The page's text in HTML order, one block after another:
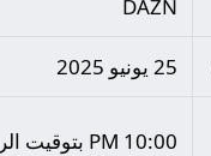
DAZN
25 يونيو 2025
10:00 PM بتوقيت الرياض